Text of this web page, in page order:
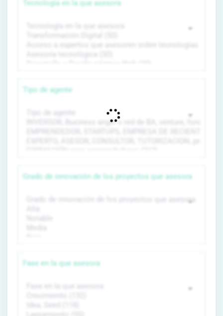
Tecnología en la que asesora
Tipo de agente
Grado de innovación de los proyectos que asesora
Fase en la que asesora